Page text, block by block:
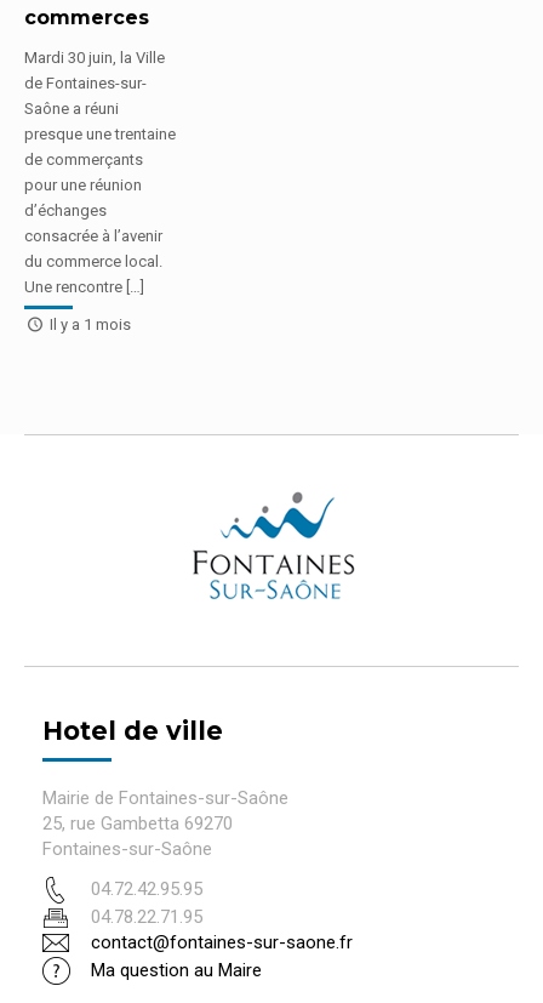
commerces
Mardi 30 juin, la Ville
de Fontaines-sur-
Saône a réuni
presque une trentaine
de commerçants
pour une réunion
d’échanges
consacrée à l’avenir
du commerce local.
Une rencontre […]
Il y a 1 mois
Hotel de ville
Mairie de Fontaines-sur-Saône
25, rue Gambetta 69270
Fontaines-sur-Saône
04.72.42.95.95
04.78.22.71.95
contact@fontaines-sur-saone.fr
Ma question au Maire